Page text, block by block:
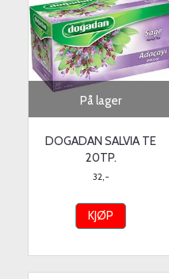
På lager
DOGADAN SALVIA TE
20TP.
32,-
KJØP